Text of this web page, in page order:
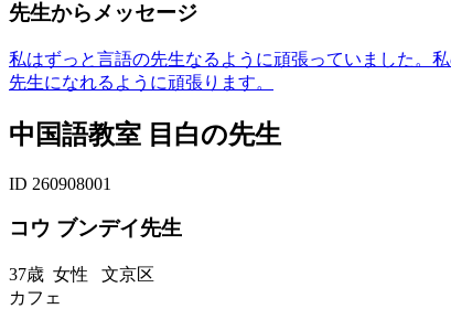
先生からメッセージ
私はずっと言語の先生なるように頑張っていました。
先生になれるように頑張ります。
中国語教室 目白の先生
ID 260908001
コウ ブンデイ先生
37歳 女性 文京区
カフェ